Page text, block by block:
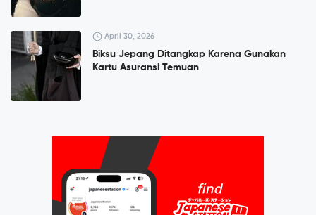
April 30, 2026
Biksu Jepang Ditangkap Karena Gunakan
Kartu Asuransi Temuan